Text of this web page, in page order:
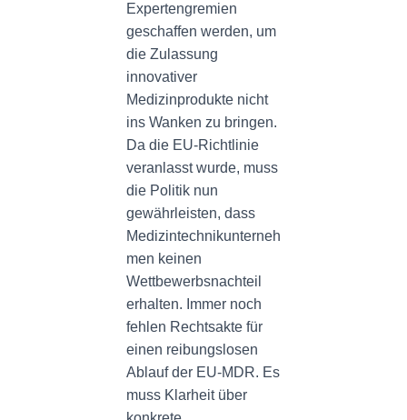
Expertengremien
geschaffen werden, um
die Zulassung
innovativer
Medizinprodukte nicht
ins Wanken zu bringen.
Da die EU-Richtlinie
veranlasst wurde, muss
die Politik nun
gewährleisten, dass
Medizintechnikunterneh
men keinen
Wettbewerbsnachteil
erhalten. Immer noch
fehlen Rechtsakte für
einen reibungslosen
Ablauf der EU-MDR. Es
muss Klarheit über